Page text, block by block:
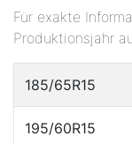
Für exakte
Produktionsjahr
185/65R15
195/60R15